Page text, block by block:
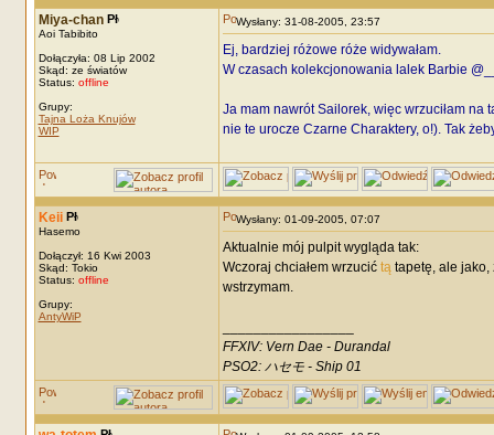
Miya-chan
Aoi Tabibito
Dołączyła: 08 Lip 2002
Skąd: ze światów
Status: offline
Grupy:
Tajna Loża Knujów
WIP
Wysłany: 31-08-2005, 23:57
Ej, bardziej różowe róże widywałam.
W czasach kolekcjonowania lalek Barbie
Ja mam nawrót Sailorek, więc wrzuciłam
nie te urocze Czarne Charaktery, o!). Tak
Keii
Hasemo
Dołączył: 16 Kwi 2003
Skąd: Tokio
Status: offline
Grupy:
AntyWiP
Wysłany: 01-09-2005, 07:07
Aktualnie mój pulpit wygląda tak:
Wczoraj chciałem wrzucić tątapetę, ale jako,
wstrzymam.
FFXIV: Vern Dae - Durandal
PSO2: ハセモ - Ship 01